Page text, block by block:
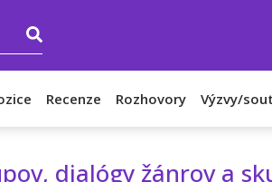
Recenze Rozhovory Výzvy/
dialógy žánrov a